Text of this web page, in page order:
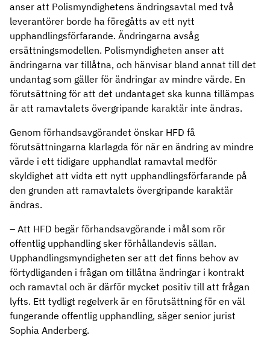
anser att Polismyndighetens ändringsavtal med två
leverantörer borde ha föregåtts av ett nytt
upphandlingsförfarande. Ändringarna avsåg
ersättningsmodellen. Polismyndigheten anser att
ändringarna var tillåtna, och hänvisar bland annat till det
undantag som gäller för ändringar av mindre värde. En
förutsättning för att det undantaget ska kunna tillämpas
är att ramavtalets övergripande karaktär inte ändras.
Genom förhandsavgörandet önskar HFD få
förutsättningarna klarlagda för när en ändring av mindre
värde i ett tidigare upphandlat ramavtal medför
skyldighet att vidta ett nytt upphandlingsförfarande på
den grunden att ramavtalets övergripande karaktär
ändras.
– Att HFD begär förhandsavgörande i mål som rör
offentlig upphandling sker förhållandevis sällan.
Upphandlingsmyndigheten ser att det finns behov av
förtydliganden i frågan om tillåtna ändringar i kontrakt
och ramavtal och är därför mycket positiv till att frågan
lyfts. Ett tydligt regelverk är en förutsättning för en väl
fungerande offentlig upphandling, säger senior jurist
Sophia Anderberg.